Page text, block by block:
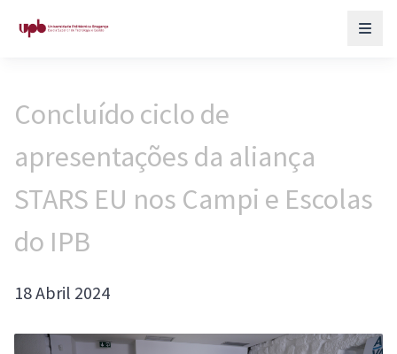
Concluído ciclo de
apresentações da aliança
STARS EU nos Campi e Escolas
do IPB
18 Abril 2024